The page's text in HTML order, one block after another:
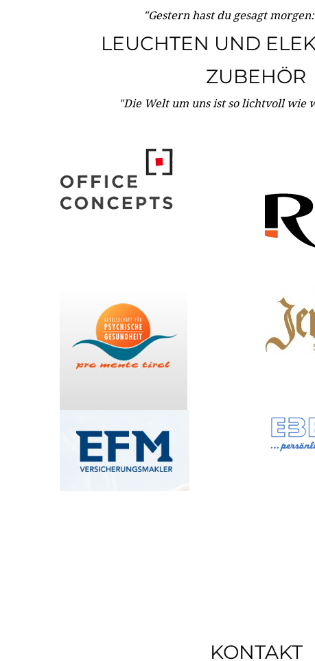
"Gestern hast du gesagt
LEUCHTEN UND
ZUBEHÖR
"Die Welt um uns ist so lichtvoll wie
KONTAKT